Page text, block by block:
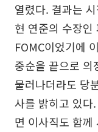
열렸다. 결과는
현 연준의 수장인
FOMC이었기에
중순을 끝으로 의
물러나더라도 당
사를 밝히고 있다
면 이사직도 함께